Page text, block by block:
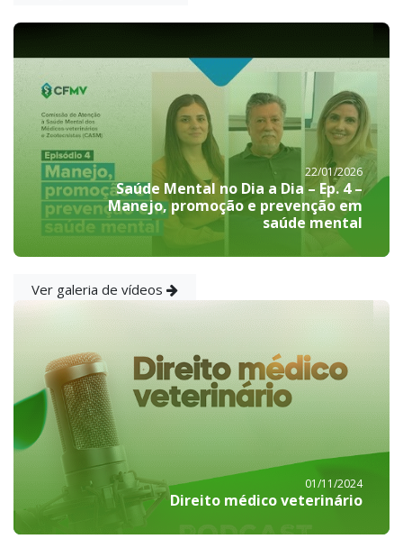
22/01/2026
Saúde Mental no Dia a Dia – Ep. 4 –
Manejo, promoção e prevenção em
saúde mental
Ver galeria de vídeos
01/11/2024
Direito médico veterinário